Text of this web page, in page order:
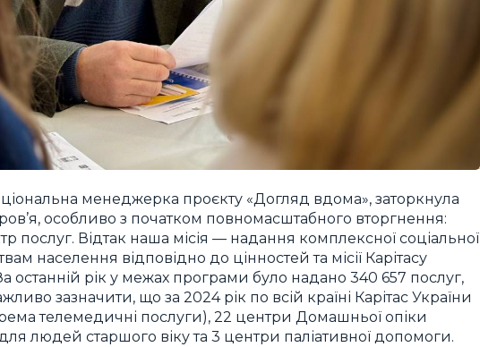
менеджерка проєкту «Догляд вдома», заторкнула
особливо з початком повномасштабного вторгнення:
Відтак наша місія — надання комплексної соціальної
населення відповідно до цінностей та місії Карітасу
останній рік у межах програми було надано 340 657 послуг,
зазначити, що за 2024 рік по всій країні Карітас України
телемедичні послуги), 22 центри Домашньої опіки
людей старшого віку та 3 центри паліативної допомоги.